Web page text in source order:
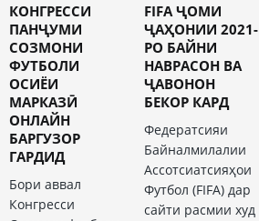
КОНГРЕССИ
ПАНҶУМИ
CОЗМОНИ
ФУТБОЛИ
ОСИЁИ
МАРКАЗӢ
ОНЛАЙН
БАРГУЗОР
ГАРДИД
Бори аввал
Конгресси
FIFA ҶОМИ
ҶАҲОНИИ 2021-
РО БАЙНИ
НАВРАСОН ВА
ҶАВОНОН
БЕКОР КАРД
Федератсияи
Байналмилалии
Ассотсиатсияҳои
Футбол (FIFA) дар
сайти расмии худ